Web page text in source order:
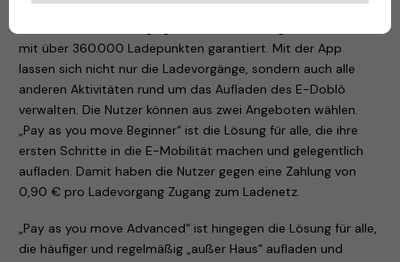
mit über 360.000 Ladepunkten garantiert. Mit der App
lassen sich nicht nur die Ladevorgänge, sondern auch alle
anderen Aktivitäten rund um das Aufladen des E-Doblò
verwalten. Die Nutzer können aus zwei Angeboten wählen.
„Pay as you move Beginner“ ist die Lösung für alle, die ihre
ersten Schritte in die E-Mobilität machen und gelegentlich
aufladen. Damit haben die Nutzer gegen eine Zahlung von
0,90 € pro Ladevorgang Zugang zum Ladenetz.
„Pay as you move Advanced“ ist hingegen die Lösung für alle,
die häufiger und regelmäßig „außer Haus“ aufladen und